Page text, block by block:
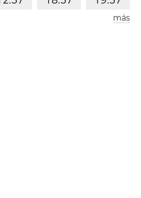
Londres
más